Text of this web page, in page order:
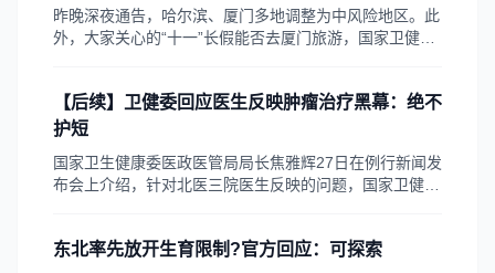
昨晚深夜通告，哈尔滨、厦门多地调整为中风险地区。此
外，大家关心的“十一”长假能否去厦门旅游，国家卫健委
【后续】卫健委回应医生反映肿瘤治疗黑幕：绝不
护短
国家卫生健康委医政医管局局长焦雅辉27日在例行新闻发
布会上介绍，针对北医三院医生反映的问题，国家卫健委
范。
东北率先放开生育限制?官方回应：可探索